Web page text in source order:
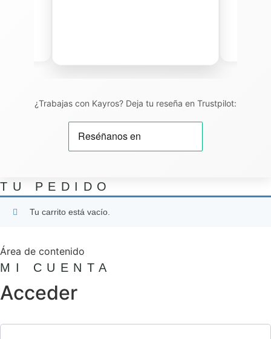
¿Trabajas con Kayros? Deja tu reseña en Trustpilot:
TU PEDIDO
Tu carrito está vacío.
Área de contenido
MI CUENTA
Acceder